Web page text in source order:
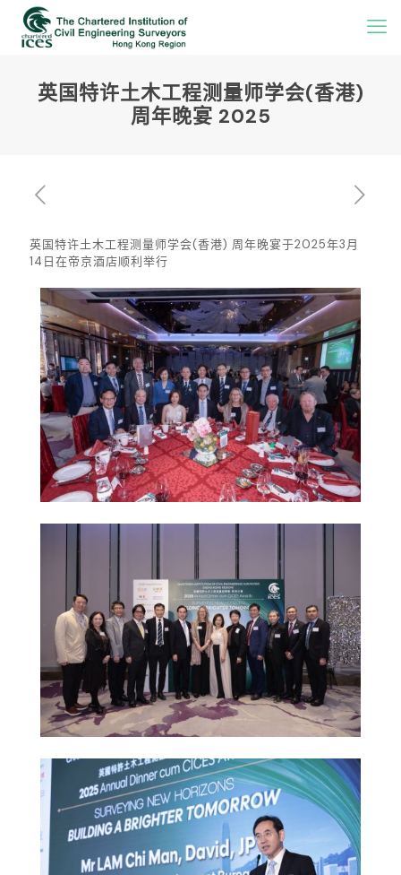
英国特许土木工程测量师学会(香港)
周年晚宴 2025
英国特许土木工程测量师学会(香港) 周年晚宴于2025年3月
14日在帝京酒店顺利举行